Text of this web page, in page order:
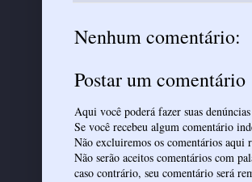
Nenhum comentário:
Postar um comentário
Aqui você poderá fazer suas
Se você recebeu algum comentário
Não excluiremos os comentários aqui
Não serão aceitos comentários com
caso contrário, seu comentário será